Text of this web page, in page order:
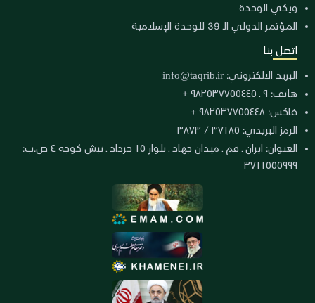
ويكي الوحدة
المؤتمر الدولي الـ 39 للوحدة الإسلامية
اتصل بنا
البريد الالكتروني: info@taqrib.ir
هاتف: ٩ ـ ٩٨٢٥٣٧٧٥٥٤٤٥ +
فاكس: ٩٨٢٥٣٧٧٥٥٤٤٨ +
الرمز البريدي: ٣٧١٨٥ / ٣٨٧٣
العنوان: ايران ـ قم ـ ميدان جهاد ـ بلوار ١٥ خرداد ـ نبش كوجه ٤ ص.ب:
٣٧١١٥٥٥٩٩٩